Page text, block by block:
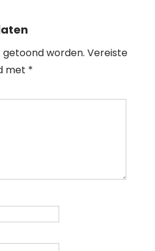
worden. Vereiste
met *